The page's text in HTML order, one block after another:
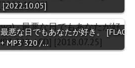
[2022.10.05]
悪な日でもあなたが好き。 [FLAC
+ MP3 320 /…